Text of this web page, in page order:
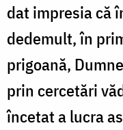
dat impresia că
dedemult, în
prigoană,
prin cercetări
încetat a lucra